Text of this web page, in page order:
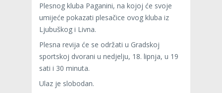
Plesnog kluba Paganini, na kojoj će svoje
umijeće pokazati plesačice ovog kluba iz
Ljubuškog i Livna.
Plesna revija će se održati u Gradskoj
sportskoj dvorani u nedjelju, 18. lipnja, u 19
sati i 30 minuta.
Ulaz je slobodan.